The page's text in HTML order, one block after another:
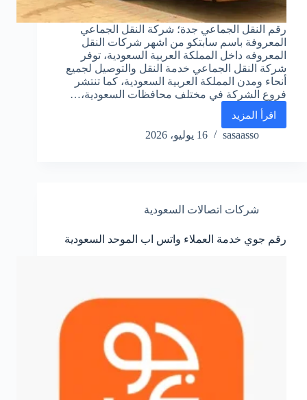
رقم النقل الجماعي جدة؛ شركة النقل الجماعي
المعروفة باسم سابتكو من اشهر شركات النقل
المعروفه داخل المملكة العربية السعودية، توفر
شركة النقل الجماعي خدمة النقل والتوصيل لجميع
أنحاء ومدن المملكة العربية السعودية، كما تنتشر
فروع الشركة في مختلف محافظات السعودية،…
اقرأ المزيد
رقم
النقل
sasaasso 16 يوليو، 2026
شركات اتصالات السعودية
رقم جوي خدمة العملاء واتس اب الموحد السعودية